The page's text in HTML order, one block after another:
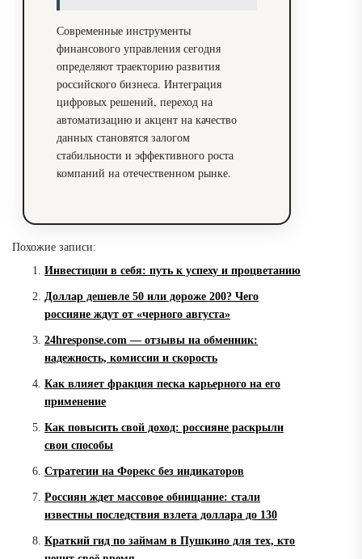
Современные инструменты
финансового управления сегодня
определяют траекторию развития
российского бизнеса. Интеграция
цифровых решений, переход на
автоматизацию и акцент на качество
данных становятся залогом
стабильности и эффективного роста
компаний на отечественном рынке.
Похожие записи:
Инвестиции в себя: путь к успеху и процветанию
Доллар дешевле 50 или дороже 200? Чего
россияне ждут от «черного августа»
24hresponse.com — отзывы на обменник:
надежность, комиссии и скорость
Как влияет фракция песка карьерного на его
применение
Как повысить свой доход: россияне раскрыли
свои способы
Стратегии на Форекс без индикаторов
Россиян ждет массовое обнищание: стали
известны последствия взлета доллара до 130
Краткий гид по займам в Пушкино для тех, кто